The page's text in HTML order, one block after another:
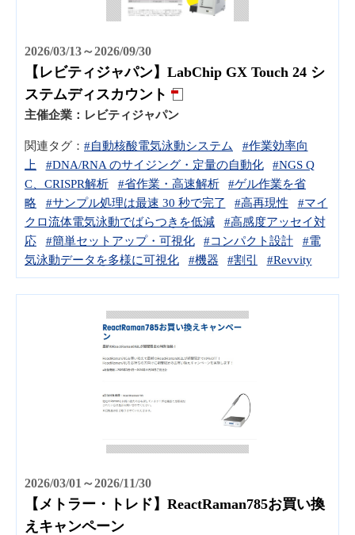
2026/03/13～2026/09/30
【レビティジャパン】LabChip GX Touch 24 シ
ステムディスカウント
主催企業： レビティジャパン
関連タグ： #自動核酸電気泳動システム
#作業効率向
上
#DNA/RNA のサイジング・定量の自動化
#NGS Q
C、CRISPR解析
#省作業・高速解析
#ゲル作業を省
略
#サンプル処理は最速 30 秒で完了 #高再現性
#マイ
クロ流体電気泳動でばらつきを低減
#高感度アッセイ対
応
#簡単セットアップ・可視化 #コンパクト設計
#電
気泳動データを多様に可視化
#機器 #割引 #Revvity
2026/03/01～2026/11/30
【メトラー・トレド】ReactRaman785お買い換
えキャンペーン